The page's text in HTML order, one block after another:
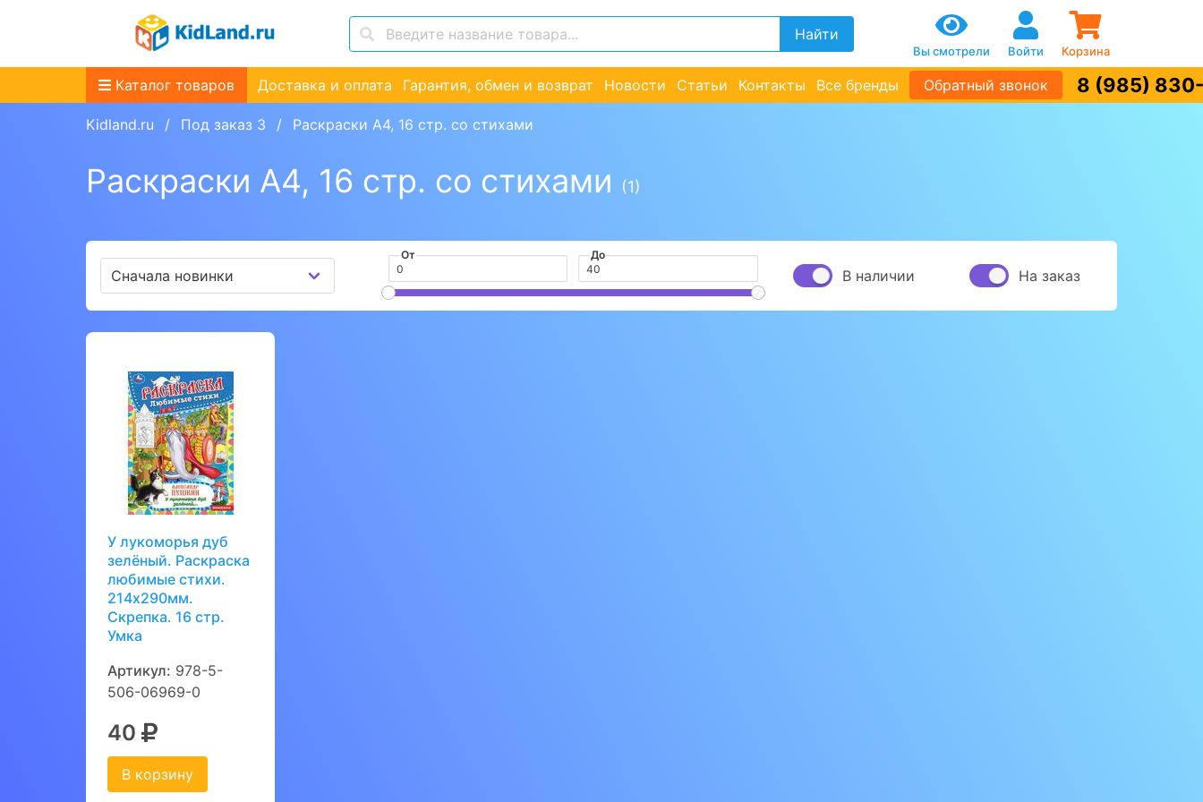
Найти
Вы смотрели Войти Корзина
Каталог товаров Доставка и оплата Гарантия, обмен и возврат Новости Статьи Контакты Все бренды Обратный звонок 8 (985)
Kidland.ru Под заказ 3 Раскраски А4, 16 стр. со стихами
Раскраски А4, 16 стр. со стихами (1)
От До
В наличии На заказ
У лукоморья дуб
зелёный. Раскраска
любимые стихи.
214х290мм.
Скрепка. 16 стр.
Умка
Артикул: 978-5-
506-06969-0
40
В корзину